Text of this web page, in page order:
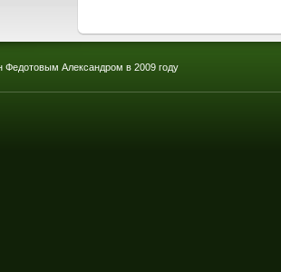
Федотовым Александром в 2009 году